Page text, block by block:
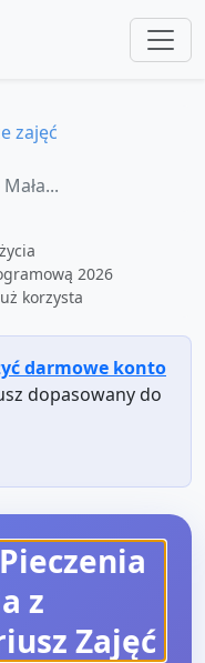
zajęć
2026
korzysta
darmowe konto
dopasowany do
z
Zajęć